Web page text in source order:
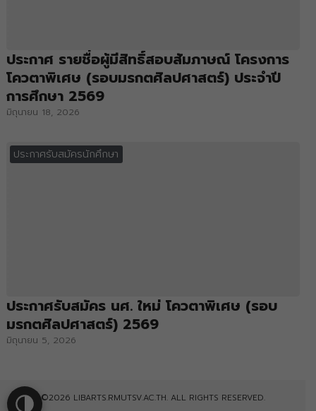
ประกาศ รายชื่อผู้มีสิทธิ์สอบสัมภาษณ์ โครงการ
โควตาพิเศษ (รอบมรกตศิลปศาสตร์) ประจำปี
การศึกษา 2569
มิถุนายน 18, 2026
ประกาศรับสมัครนักศึกษา
ประกาศรับสมัคร นศ. ใหม่ โควตาพิเศษ (รอบ
มรกตศิลปศาสตร์) 2569
มิถุนายน 5, 2026
©2026 LIBARTS.RMUTSV.AC.TH. ALL RIGHTS RESERVED.